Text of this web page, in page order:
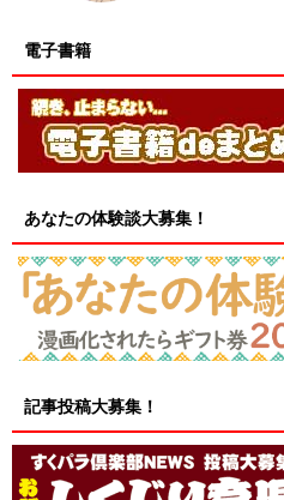
電子書籍
あなたの体験談大募集！
記事投稿大募集！